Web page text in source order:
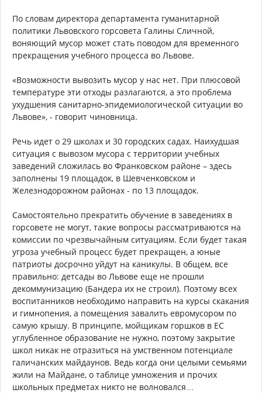
По словам директора департамента гуманитарной
политики Львовского горсовета Галины Сличной,
воняющий мусор может стать поводом для временного
прекращения учебного процесса во Львове.
«Возможности вывозить мусор у нас нет. При плюсовой
температуре эти отходы разлагаются, а это проблема
ухудшения санитарно-эпидемиологической ситуации во
Львове», - говорит чиновница.
Речь идет о 29 школах и 30 городских садах. Наихудшая
ситуация с вывозом мусора с территории учебных
заведений сложилась во Франковском районе – здесь
заполнены 19 площадок, в Шевченковском и
Железнодорожном районах - по 13 площадок.
Самостоятельно прекратить обучение в заведениях в
горсовете не могут, такие вопросы рассматриваются на
комиссии по чрезвычайным ситуациям. Если будет такая
угроза учебный процесс будет прекращен, а юные
патриоты досрочно уйдут на каникулы. В общем, все
правильно: детсады во Львове еще не прошли
декоммунизацию (Бандера их не строил). Поэтому всех
воспитанников необходимо направить на курсы скакания
и гимнопения, а помещения завалить евромусором по
самую крышу. В принципе, мойщикам горшков в ЕС
углубленное образование не нужно, поэтому закрытие
школ никак не отразиться на умственном потенциале
галичанских майдаунов. Ведь когда они целыми семьями
жили на Майдане, о таблице умножения и прочих
школьных предметах никто не волновался…